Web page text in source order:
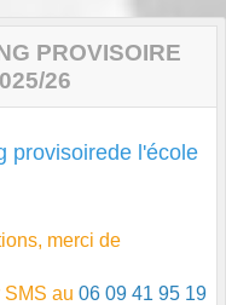
PROVISOIRE
26
provisoirede l'école
merci de
au 06 09 41 95 19